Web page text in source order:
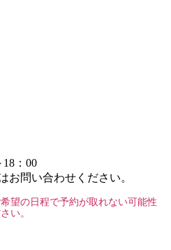
：00
お問い合わせください。
望の日程で予約が取れない可能性
い。